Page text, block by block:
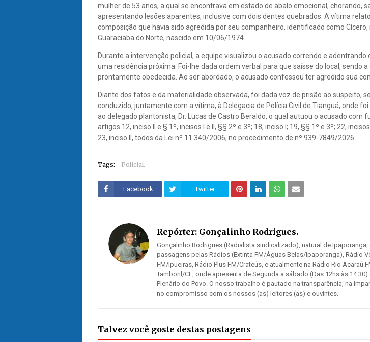
mulher de 53 anos, a qual se encontrava em estado de abalo emocional, chorando,
apresentando lesões aparentes, inclusive com dois dentes quebrados. A vítima
composição que havia sido agredida por seu companheiro, identificado como Cícero,
Guaraciaba do Norte, nascido em 10/06/1974.
Durante a intervenção policial, a equipe visualizou o acusado correndo e adentrando
uma residência próxima. Foi-lhe dada ordem verbal para que saísse do local, sendo
prontamente obedecida. Ao ser abordado, o acusado confessou ter agredido sua
Diante dos fatos e da materialidade observada, foi dada voz de prisão ao suspeito,
conduzido, juntamente com a vítima, à Delegacia de Polícia Civil de Tianguá, onde
ao delegado plantonista, Dr. Lucas de Castro Beraldo, o qual autuou o acusado com
artigos 12, inciso II e § 1º, incisos I e II, §§ 2º e 3º; 18, inciso I; 19, §§ 1º e 3º; 22, incisos
23, inciso II, todos da Lei nº 11.340/2006, no procedimento de nº 939-7849/2026.
Tags: Policial.
Facebook Twitter
Repórter: Gonçalinho Rodrigues.
Gonçalinho Rodrigues (Radialista sindicalizado), natural de Ipaporanga,
passagens pelas Rádios (Extinta FM/Águas Belas/Ipaporanga), Rádio
FM/Ipueiras, Rádio Plus FM/Crateús, e atualmente na Rádio Rio Acaraú
Tamboril/CE, onde apresenta de Segunda a sábado (Das 12hs às
Plenário do Povo. O nosso trabalho é pautado na transparência, na
no compromisso com os nossos (as) leitores (as) e ouvintes.
Talvez você goste destas postagens